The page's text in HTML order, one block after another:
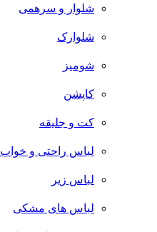
شلوار و سرهمی
شلوارک
شومیز
کاپشن
کت و جلیقه
لباس راحتی و خواب
لباس زیر
لباس های مشکی